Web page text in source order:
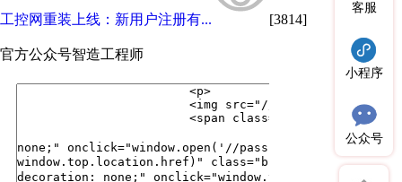
工控网重装上线：新用户注册有... [3814]
官方公众号智造工程师
客服
小程序
公众号